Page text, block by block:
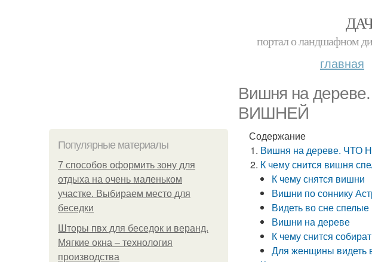
портал о ландшафном
главная
Вишня на
ВИШНЕЙ
Популярные материалы
7 способов оформить зону для
отдыха на очень маленьком
участке. Выбираем место для
беседки
Шторы пвх для беседок и веранд.
Мягкие окна – технология
производства
Содержание
Вишня на дереве.
К чему снится вишня
К чему снятся вишни
Вишни по соннику
Видеть во сне
Вишни на дереве
К чему снится
Для женщины видеть